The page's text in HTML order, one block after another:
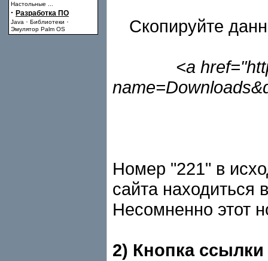
Настольные
· Разработка ПО
Java · Библиотеки ·
Эмулятор Palm OS Скопируйте
<a
Номер "221" в
сайта находиться
Несомненно этот
2) Кнопка ссылки